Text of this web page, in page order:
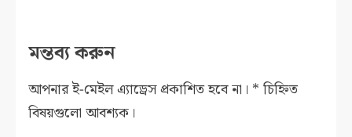
মন্তব্য করুন
আপনার ই-মেইল এ্যাড্রেস প্রকাশিত হবে না। * চিহ্নিত
বিষয়গুলো আবশ্যক।